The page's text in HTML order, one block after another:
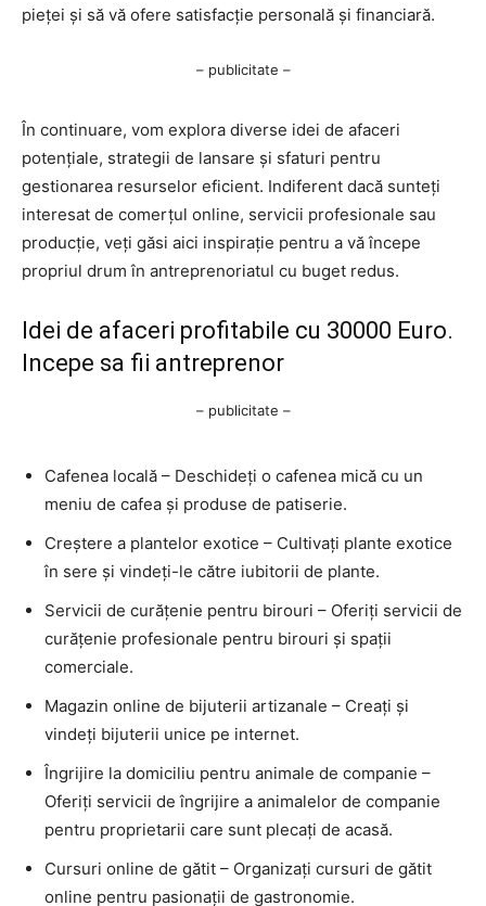
pieței și să vă ofere satisfacție personală și financiară.
– publicitate –
În continuare, vom explora diverse idei de afaceri
potențiale, strategii de lansare și sfaturi pentru
gestionarea resurselor eficient. Indiferent dacă sunteți
interesat de comerțul online, servicii profesionale sau
producție, veți găsi aici inspirație pentru a vă începe
propriul drum în antreprenoriatul cu buget redus.
Idei de afaceri profitabile cu 30000 Euro.
Incepe sa fii antreprenor
– publicitate –
Cafenea locală – Deschideți o cafenea mică cu un
meniu de cafea și produse de patiserie.
Creștere a plantelor exotice – Cultivați plante exotice
în sere și vindeți-le către iubitorii de plante.
Servicii de curățenie pentru birouri – Oferiți servicii de
curățenie profesionale pentru birouri și spații
comerciale.
Magazin online de bijuterii artizanale – Creați și
vindeți bijuterii unice pe internet.
Îngrijire la domiciliu pentru animale de companie –
Oferiți servicii de îngrijire a animalelor de companie
pentru proprietarii care sunt plecați de acasă.
Cursuri online de gătit – Organizați cursuri de gătit
online pentru pasionații de gastronomie.